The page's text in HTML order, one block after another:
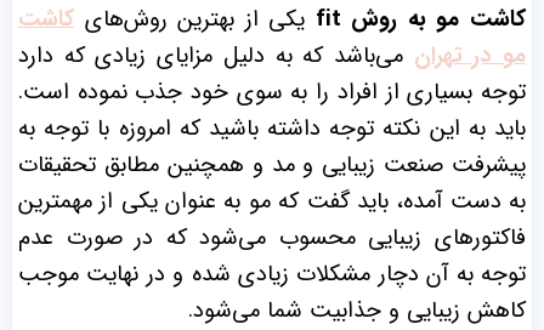
کاشت مو به روش fit
یکی از بهترین روش‌های کاشت
مو در تهران می‌باشد که به دلیل مزایای زیادی که دارد
توجه بسیاری از افراد را به سوی خود جذب نموده است.
باید به این نکته توجه داشته باشید که امروزه با توجه به
پیشرفت صنعت زیبایی و مد و همچنین مطابق تحقیقات
به دست آمده، باید گفت که مو به عنوان یکی از مهمترین
فاکتورهای زیبایی محسوب می‌شود که در صورت عدم
توجه به آن دچار مشکلات زیادی شده و در نهایت موجب
کاهش زیبایی و جذابیت شما می‌شود.